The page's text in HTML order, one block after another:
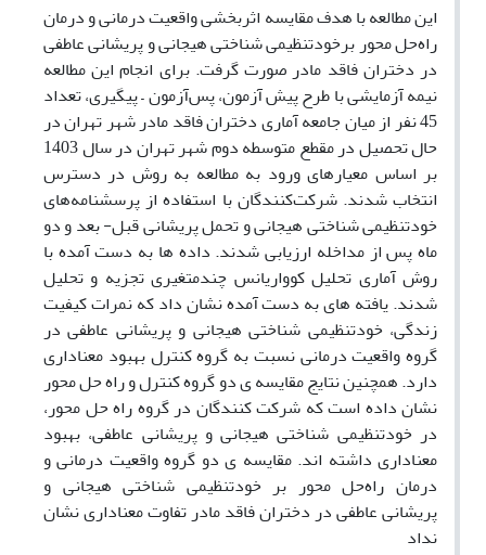
این مطالعه با هدف مقایسه اثربخشی واقعیت درمانی و درمان
راه‌حل محور برخودتنظیمی شناختی هیجانی و پریشانی عاطفی
در دختران فاقد مادر صورت گرفت. برای انجام این مطالعه
نیمه آزمایشی با طرح پیش آزمون، پس‌آزمون – پیگیری، تعداد
45 نفر از میان جامعه آماری دختران فاقد مادر شهر تهران در
حال تحصیل در مقطع متوسطه دوم شهر تهران در سال 1403
بر اساس معیارهای ورود به مطالعه به روش در دسترس
انتخاب شدند. شرکت‌کنندگان با استفاده از پرسشنامه‌های
خودتنظیمی شناختی هیجانی و تحمل پریشانی قبل- بعد و دو
ماه پس از مداخله ارزیابی شدند. داده ها به دست آمده با
روش آماری تحلیل کوواریانس چندمتغیری تجزیه و تحلیل
شدند. یافته های به دست آمده نشان داد که نمرات کیفیت
زندگی، خودتنظیمی شناختی هیجانی و پریشانی عاطفی در
گروه واقعیت درمانی نسبت به گروه کنترل بهبود معناداری
دارد. همچنین نتایج مقایسه ی دو گروه کنترل و راه حل محور
نشان داده است که شرکت کنندگان در گروه راه حل محور،
در خودتنظیمی شناختی هیجانی و پریشانی عاطفی، بهبود
معناداری داشته اند. مقایسه ی دو گروه واقعیت درمانی و
درمان راه‌حل محور بر خودتنظیمی شناختی هیجانی و
پریشانی عاطفی در دختران فاقد مادر تفاوت معناداری نشان
نداد